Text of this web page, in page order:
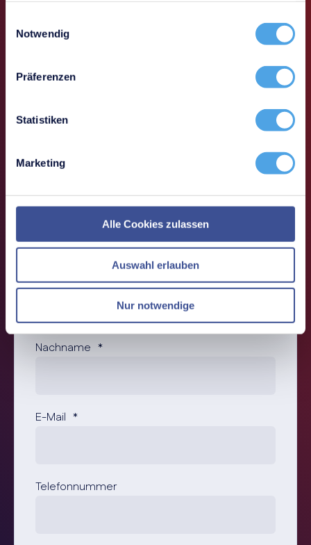
Notwendig
Präferenzen
Statistiken
Marketing
Alle Cookies zulassen
Auswahl erlauben
Nur notwendige
Telefon: +49 (0) 211 - 699 31 0
Vorname *
Nachname *
E-Mail *
Telefonnummer